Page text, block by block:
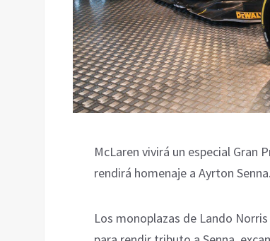
McLaren vivirá un especial Gran
rendirá homenaje a Ayrton Senna.
Los monoplazas de Lando